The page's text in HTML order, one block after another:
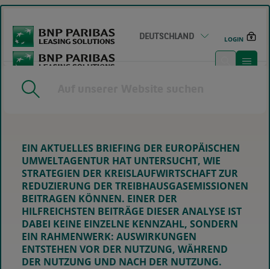
MAIN
CONTENT
DEUTSCHLAND LOGIN
HOME
LIFECYCLE THINKING KOSTEN, LEISTUNG UND EMISSIONEN
EIN AKTUELLES BRIEFING DER EUROPÄISCHEN
UMWELTAGENTUR HAT UNTERSUCHT, WIE
STRATEGIEN DER KREISLAUFWIRTSCHAFT ZUR
REDUZIERUNG DER TREIBHAUSGASEMISSIONEN
BEITRAGEN KÖNNEN. EINER DER
HILFREICHSTEN BEITRÄGE DIESER ANALYSE IST
DABEI KEINE EINZELNE KENNZAHL, SONDERN
EIN RAHMENWERK: AUSWIRKUNGEN
ENTSTEHEN VOR DER NUTZUNG, WÄHREND
DER NUTZUNG UND NACH DER NUTZUNG.